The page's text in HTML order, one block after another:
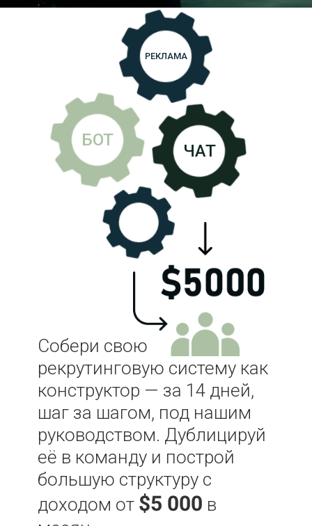
Собери свою
рекрутинговую систему как
конструктор — за 14 дней,
шаг за шагом, под нашим
руководством. Дублицируй
её в команду и построй
большую структуру с
доходом от $5 000 в